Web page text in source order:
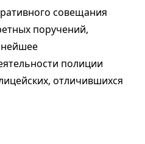
совещания
поручений,
полиции
отличившихся